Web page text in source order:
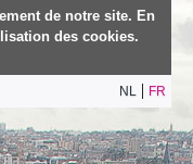
de notre site. En
des cookies.
NL FR